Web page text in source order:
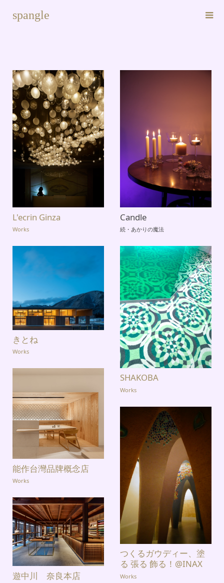
spangle
L'ecrin Ginza
Works
Candle
続・あかりの魔法
きとね
Works
SHAKOBA
Works
能作台灣品牌概念店
Works
つくるガウディー、塗
る 張る 飾る！@INAX
Works
遊中川 奈良本店